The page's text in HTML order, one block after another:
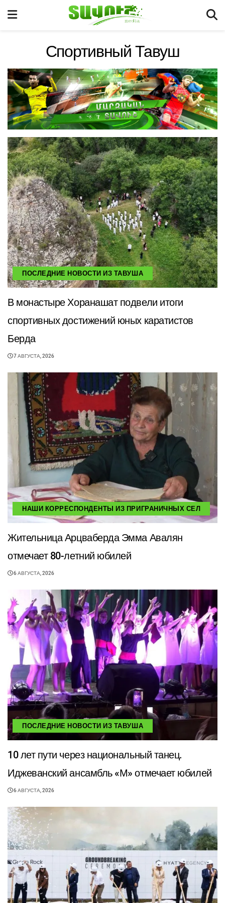
Спортивный Тавуш
ПОСЛЕДНИЕ НОВОСТИ ИЗ ТАВУША
В монастыре Хоранашат подвели итоги
спортивных достижений юных каратистов
Берда
7 АВГУСТА, 2026
НАШИ КОРРЕСПОНДЕНТЫ ИЗ ПРИГРАНИЧНЫХ СЕЛ
Жительница Арцваберда Эмма Авалян
отмечает 80-летний юбилей
6 АВГУСТА, 2026
ПОСЛЕДНИЕ НОВОСТИ ИЗ ТАВУША
10 лет пути через национальный танец.
Иджеванский ансамбль «М» отмечает юбилей
6 АВГУСТА, 2026